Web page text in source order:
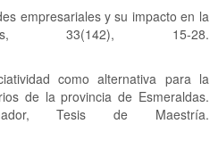
empresariales y su impacto en la
33(142), 15-28.
como alternativa para la
de la provincia de Esmeraldas.
Tesis de Maestría.